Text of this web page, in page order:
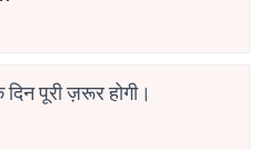
दिन पूरी ज़रूर होगी।